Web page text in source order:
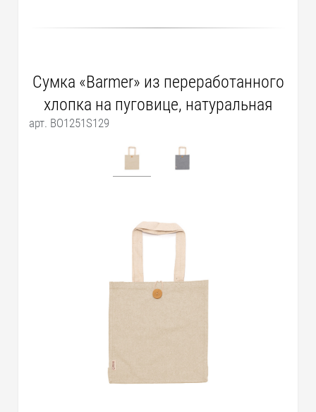
Сумка «Barmer» из переработанного
хлопка на пуговице, натуральная
арт. BO1251S129